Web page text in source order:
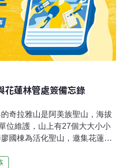
Kayak或印地安式的獨木舟
類划艇最有效率的，所以為什
型。」
花蓮林管處簽備忘錄
奇拉雅山是阿美族聖山，海拔
位維護，山上有27個大大小小
國棟為活化聖山，邀集花蓮林
23日簽署「花蓮豐濱鄉港口部